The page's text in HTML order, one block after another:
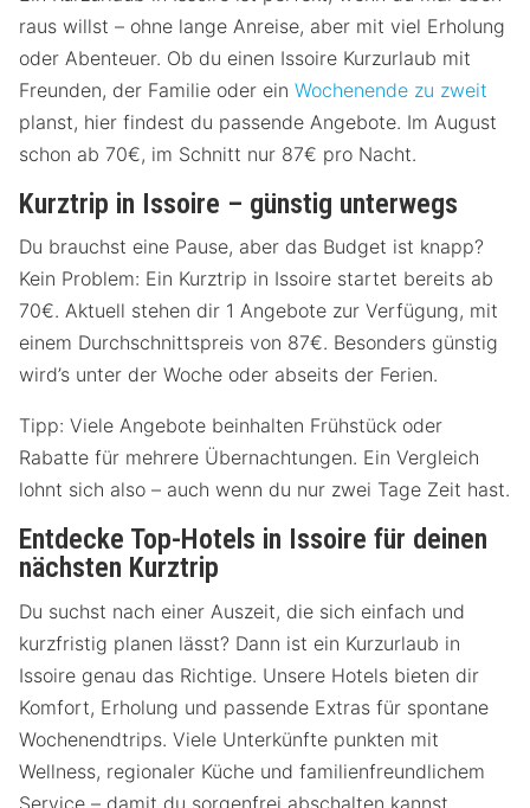
raus willst – ohne lange Anreise, aber mit viel Erholung
oder Abenteuer. Ob du einen Issoire Kurzurlaub mit
Freunden, der Familie oder ein Wochenende zu zweit
planst, hier findest du passende Angebote. Im August
schon ab 70€, im Schnitt nur 87€ pro Nacht.
Kurztrip in Issoire – günstig unterwegs
Du brauchst eine Pause, aber das Budget ist knapp?
Kein Problem: Ein Kurztrip in Issoire startet bereits ab
70€. Aktuell stehen dir 1 Angebote zur Verfügung, mit
einem Durchschnittspreis von 87€. Besonders günstig
wird’s unter der Woche oder abseits der Ferien.
Tipp: Viele Angebote beinhalten Frühstück oder
Rabatte für mehrere Übernachtungen. Ein Vergleich
lohnt sich also – auch wenn du nur zwei Tage Zeit hast.
Entdecke Top-Hotels in Issoire für deinen
nächsten Kurztrip
Du suchst nach einer Auszeit, die sich einfach und
kurzfristig planen lässt? Dann ist ein Kurzurlaub in
Issoire genau das Richtige. Unsere Hotels bieten dir
Komfort, Erholung und passende Extras für spontane
Wochenendtrips. Viele Unterkünfte punkten mit
Wellness, regionaler Küche und familienfreundlichem
Service – damit du sorgenfrei abschalten kannst.